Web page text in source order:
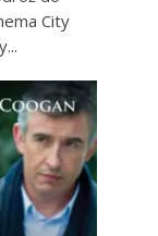
City